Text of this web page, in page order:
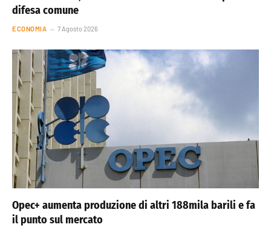
difesa comune
ECONOMIA 7 Agosto 2026
Opec+ aumenta produzione di altri 188mila barili e fa
il punto sul mercato